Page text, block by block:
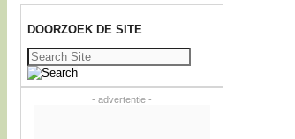
DOORZOEK DE SITE
Zoeken
naar:
- advertentie -